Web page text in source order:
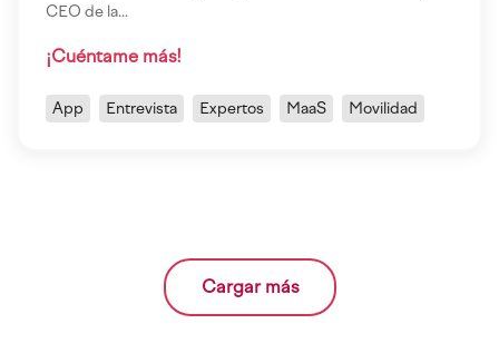
CEO de la...
¡Cuéntame más!
App Entrevista Expertos MaaS Movilidad
Cargar más